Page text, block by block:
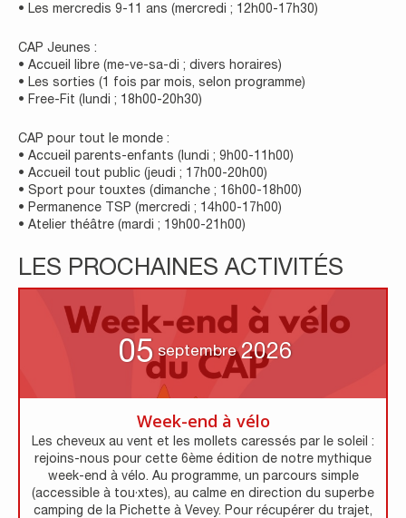
• Les mercredis 9-11 ans (mercredi ; 12h00-17h30)
CAP Jeunes :
• Accueil libre (me-ve-sa-di ; divers horaires)
• Les sorties (1 fois par mois, selon programme)
• Free-Fit (lundi ; 18h00-20h30)
CAP pour tout le monde :
• Accueil parents-enfants (lundi ; 9h00-11h00)
• Accueil tout public (jeudi ; 17h00-20h00)
• Sport pour touxtes (dimanche ; 16h00-18h00)
• Permanence TSP (mercredi ; 14h00-17h00)
• Atelier théâtre (mardi ; 19h00-21h00)
LES PROCHAINES ACTIVITÉS
05 septembre 2026
Week-end à vélo
Les cheveux au vent et les mollets caressés par le soleil :
rejoins-nous pour cette 6ème édition de notre mythique
week-end à vélo. Au programme, un parcours simple
(accessible à tou·xtes), au calme en direction du superbe
camping de la Pichette à Vevey. Pour récupérer du trajet,